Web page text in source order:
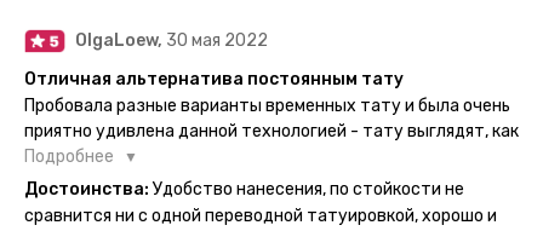
OlgaLoew, 30 мая 2022
Отличная альтернатива постоянным тату
Пробовала разные варианты временных тату и была очень
приятно удивлена данной технологией - тату выглядят, как
настоящие, и не тускнеют больше недели даже несмотря
на контакты с водой! На сайте очень большой выбор по
тематике и размерам, быстрая доставка. Заказывала сразу
Подробнее
Достоинства: Удобство нанесения, по стойкости не
сравнится ни с одной переводной татуировкой, хорошо и